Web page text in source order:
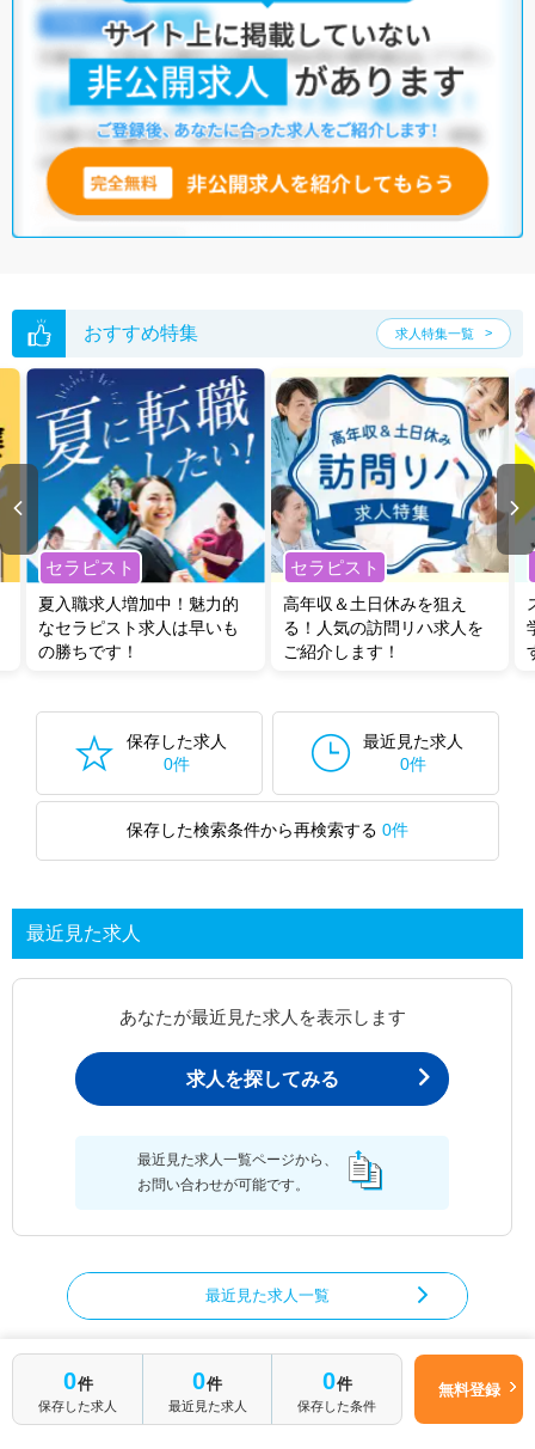
おすすめ特集 求人特集一覧
セラピスト
夏入職求人増加中！魅力的
なセラピスト求人は早いも
の勝ちです！
セラピスト
高年収＆土日休みを狙え
る！人気の訪問リハ求人を
ご紹介します！
保存した求人
0件
最近見た求人
0件
保存した検索条件から再検索する 0件
最近見た求人
あなたが最近見た求人を表示します
求人を探してみる
最近見た求人一覧ページから、
お問い合わせが可能です。
最近見た求人一覧
0件
保存した求人
0件
最近見た求人
0件
保存した条件
無料登録
作業療法士の求人を絞り込む